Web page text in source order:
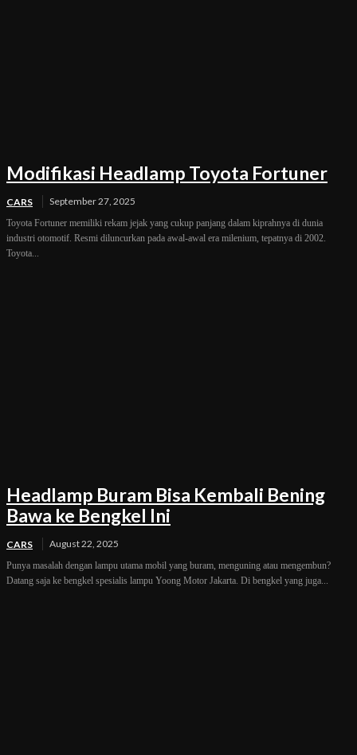
Modifikasi Headlamp Toyota Fortuner
CARS September 27, 2025
Toyota Fortuner memiliki rekam jejak yang cukup panjang dalam kiprahnya di dunia
industri otomotif. Resmi diluncurkan pada awal-awal era milenium, tepatnya di 2002.
Toyota...
Headlamp Buram Bisa Kembali Bening
Bawa ke Bengkel Ini
CARS August 22, 2025
Punya masalah dengan lampu utama mobil yang buram, menguning atau mengembun?
Datang saja ke bengkel spesialis lampu Yoong Motor Jakarta. Di bengkel yang juga...